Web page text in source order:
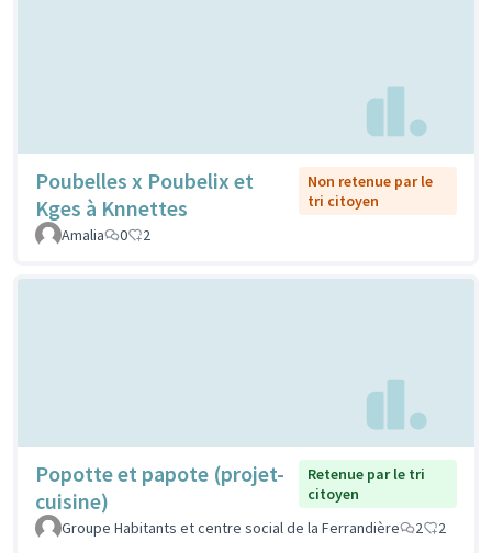
Poubelles x Poubelix et
Kges à Knnettes
Non retenue par le
tri citoyen
Amalia
0 2
Popotte et papote (projet-
cuisine)
Retenue par le tri
citoyen
Groupe Habitants et centre social de la Ferrandière
2 2